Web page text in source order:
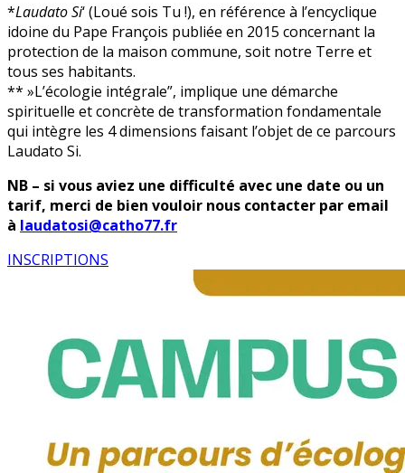
*Laudato Si‘ (Loué sois Tu !), en référence à l’encyclique
idoine du Pape François publiée en 2015 concernant la
protection de la maison commune, soit notre Terre et
tous ses habitants.
** »L’écologie intégrale”, implique une démarche
spirituelle et concrète de transformation fondamentale
qui intègre les 4 dimensions faisant l’objet de ce parcours
Laudato Si.
NB – si vous aviez une difficulté avec une date ou un
tarif, merci de bien vouloir nous contacter par email
à laudatosi@catho77.fr
INSCRIPTIONS